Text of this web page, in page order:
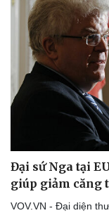
Đại sứ Nga tại
giúp giảm căng
VOV.VN - Đại diện